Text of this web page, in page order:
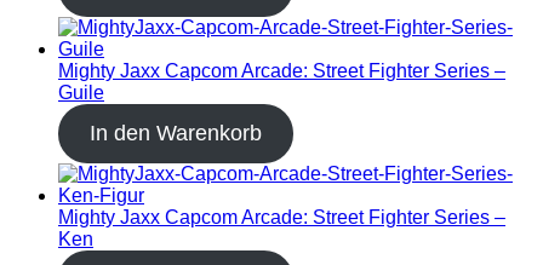
Mighty Jaxx Capcom Arcade: Street Fighter Series –
Guile
In den Warenkorb
Mighty Jaxx Capcom Arcade: Street Fighter Series –
Ken